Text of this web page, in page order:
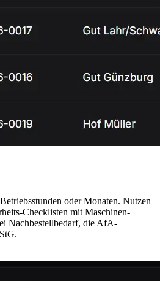
oder Monaten. Nutzen
Checklisten mit Maschinen-
Nachbestellbedarf, die AfA-